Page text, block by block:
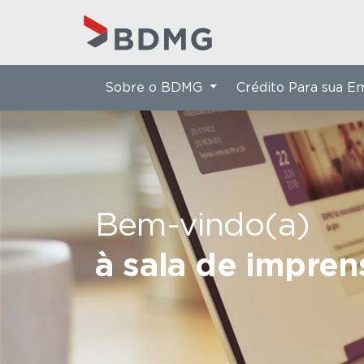
Bem-vindo(a)
à sala de
Sobre o BDMG Crédito Para sua